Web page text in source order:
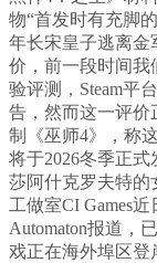
物“首发时有充脚
年长宋皇子逃离金
价，前一段时间我
验评测，Steam平
告，然而这一评价
制《巫师4》，称
将于2026冬季正
莎阿什克罗夫特的
工做室CI Games
Automaton报道，
戏正在海外埠区登